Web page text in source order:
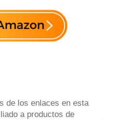
de los enlaces en esta
a productos de